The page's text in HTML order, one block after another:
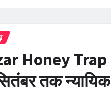
Honey Trap
तक न्यायिक